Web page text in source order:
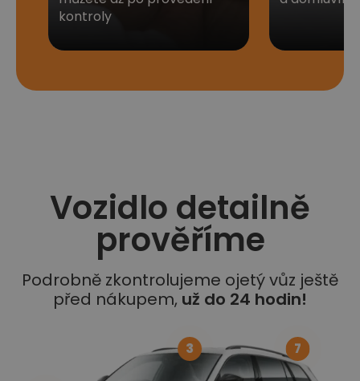
kontroly​
Vozidlo detailně
prověříme
Podrobně zkontrolujeme ojetý vůz ještě
před nákupem, už do 24 hodin!
3 7